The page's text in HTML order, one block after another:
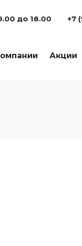
до 18.00 +7
Акции